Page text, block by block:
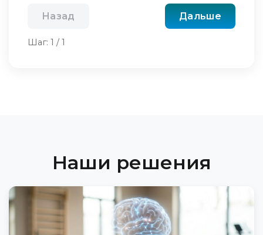
Назад Дальше
Шаг: 1 /1
Наши решения